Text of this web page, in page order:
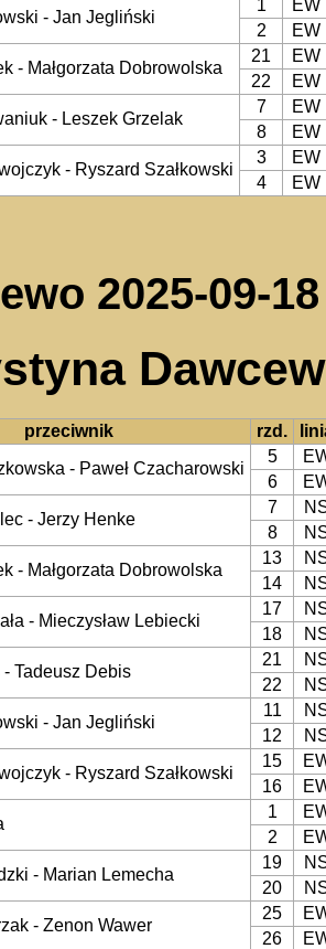
- Jan Jegliński
1
EW
2
EW
- Małgorzata Dobrowolska
21
EW
22
EW
- Leszek Grzelak
7
EW
8
EW
- Ryszard Szałkowski
3
EW
4
EW
2025-09-18
przeciwnik rzd.
- Paweł Czacharowski
5
6
- Jerzy Henke
7
8
- Małgorzata Dobrowolska
13
14
- Mieczysław Lebiecki
17
18
Tadeusz Debis
21
22
- Jan Jegliński
11
12
- Ryszard Szałkowski
15
16
1
2
- Marian Lemecha
19
20
- Zenon Wawer
25
26